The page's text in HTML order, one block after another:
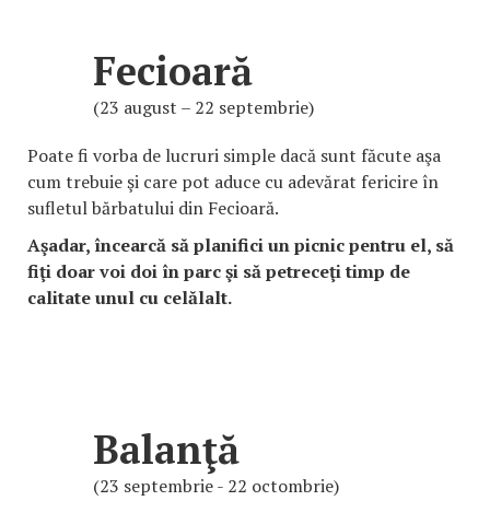
Fecioară
(23 august – 22 septembrie)
Poate fi vorba de lucruri simple dacă sunt făcute aşa
cum trebuie şi care pot aduce cu adevărat fericire în
sufletul bărbatului din Fecioară.
Aşadar, încearcă să planifici un picnic pentru el, să
fiţi doar voi doi în parc şi să petreceţi timp de
calitate unul cu celălalt.
Balanţă
(23 septembrie - 22 octombrie)